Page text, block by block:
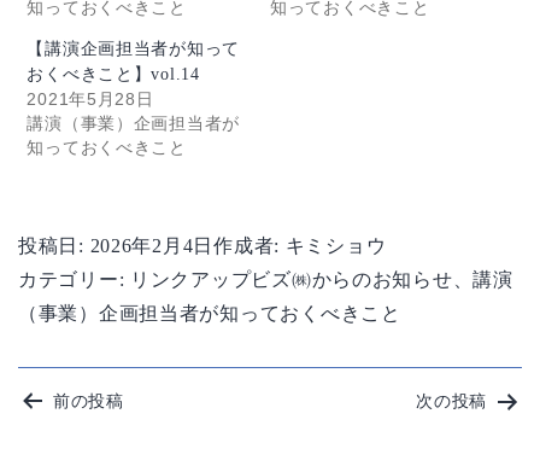
知っておくべきこと
知っておくべきこと
【講演企画担当者が知って
おくべきこと】vol.14
2021年5月28日
講演（事業）企画担当者が
知っておくべきこと
投稿日: 2026年2月4日作成者: キミショウ
カテゴリー: リンクアップビズ㈱からのお知らせ、講演
（事業）企画担当者が知っておくべきこと
投前の投稿 次の投稿